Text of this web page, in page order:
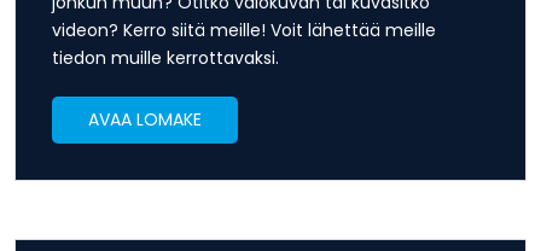
videon? Kerro siitä meille! Voit lähettää meille
tiedon muille kerrottavaksi.
AVAA LOMAKE